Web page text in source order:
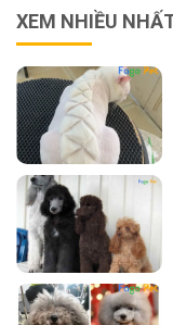
XEM NHIỀU